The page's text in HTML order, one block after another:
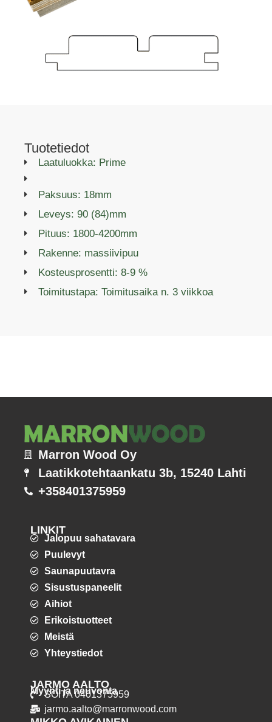
Tuotetiedot
Laatuluokka: Prime
Paksuus: 18mm
Leveys: 90 (84)mm
Pituus: 1800-4200mm
Rakenne: massiivipuu
Kosteusprosentti: 8-9 %
Toimitustapa: Toimitusaika n. 3 viikkoa
Marron Wood Oy
Laatikkotehtaankatu 3b, 15240 Lahti
+358401375959
LINKIT
Jalopuu sahatavara
Puulevyt
Saunapuutavra
Sisustuspaneelit
Aihiot
Erikoistuotteet
Meistä
Yhteystiedot
JARMO AALTO
Myynti ja neuvonta
SOITA 0401375959
jarmo.aalto@marronwood.com